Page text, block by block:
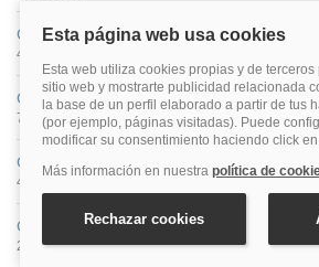
Cuenca
46 hoteles
Gijón
72 hoteles
Girona
42 hoteles
Granada
299 hoteles